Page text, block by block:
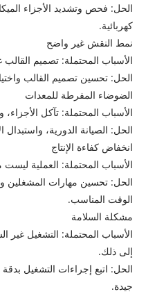
الحل: فحص وتشديد الأجزاء
كهربائية.
نمط النقش غير واضح
الأسباب المحتملة: تصميم القالب
الحل: تحسين تصميم القالب
الضوضاء المفرطة للمعدات
الأسباب المحتملة: تآكل
الحل: الصيانة الدورية، واستبدال
انخفاض كفاءة الإنتاج
الأسباب المحتملة: العملية
الحل: تحسين مهارات المشغلين
الوقت المناسب.
مشكلة السلامة
الأسباب المحتملة: التشغيل غير
إلى ذلك.
الحل: اتبع إجراءات التشغيل
جيدة.